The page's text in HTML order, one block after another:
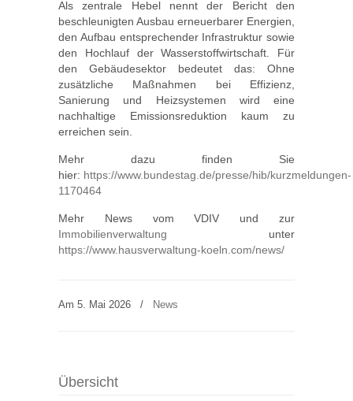
Als zentrale Hebel nennt der Bericht den
beschleunigten Ausbau erneuerbarer Energien,
den Aufbau entsprechender Infrastruktur sowie
den Hochlauf der Wasserstoffwirtschaft. Für
den Gebäudesektor bedeutet das: Ohne
zusätzliche Maßnahmen bei Effizienz,
Sanierung und Heizsystemen wird eine
nachhaltige Emissionsreduktion kaum zu
erreichen sein.
Mehr dazu finden Sie
hier: https://www.bundestag.de/presse/hib/kurzmeldungen-
1170464
Mehr News vom VDIV und zur
Immobilienverwaltung unter
https://www.hausverwaltung-koeln.com/news/
Am 5. Mai 2026 / News
Übersicht